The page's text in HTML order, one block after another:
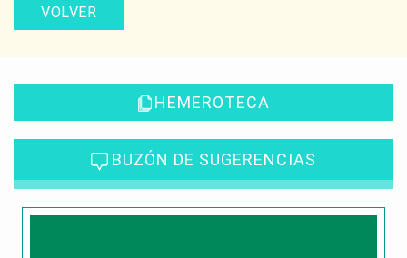
VOLVER
HEMEROTECA
BUZÓN DE SUGERENCIAS